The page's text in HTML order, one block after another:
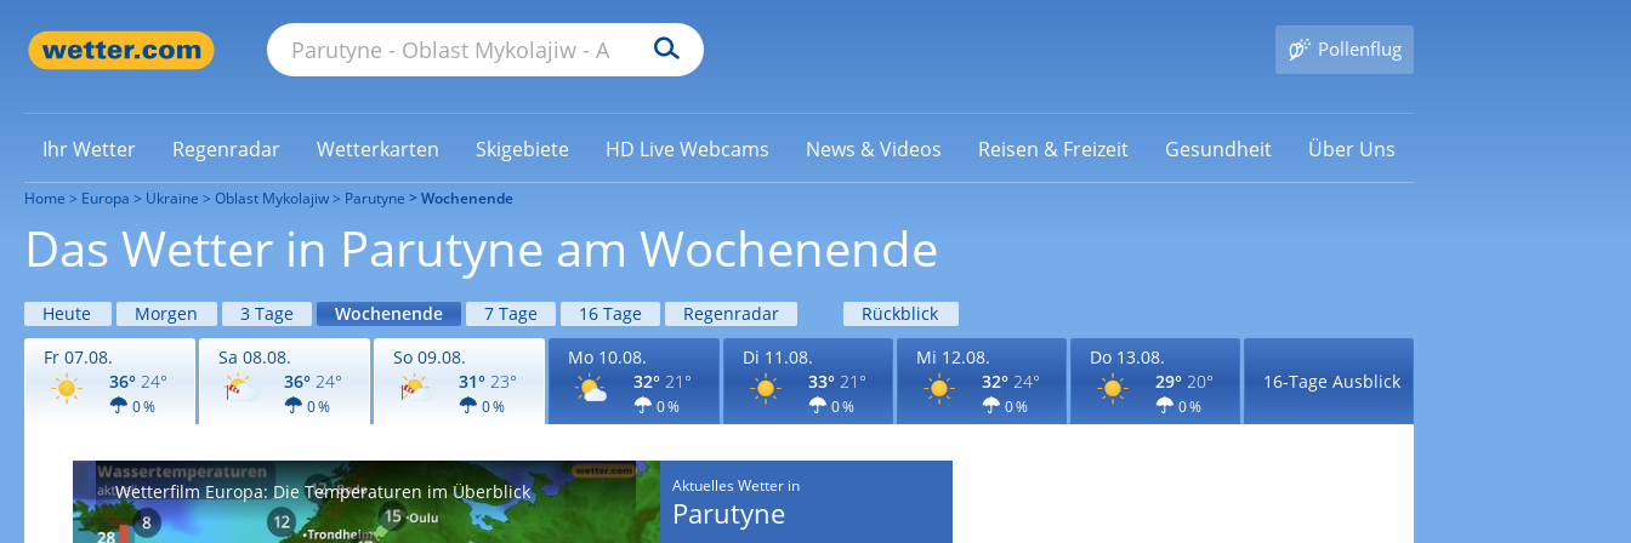
Pollenflug
Ihr Wetter Regenradar Wetterkarten Skigebiete HD Live Webcams News & Videos Reisen & Freizeit Gesundheit Über Uns
Home Europa Ukraine Oblast Mykolajiw Parutyne Wochenende
Das Wetter in Parutyne am Wochenende
Heute Morgen 3 Tage Wochenende 7 Tage 16 Tage Regenradar
Rückblick
Fr 07.08.
36° 24°
0 %
Sa 08.08.
36° 24°
0 %
So 09.08.
31° 23°
0 %
Mo 10.08.
32° 21°
0 %
Di 11.08.
33° 21°
0 %
Mi 12.08.
32° 24°
0 %
Do 13.08.
29° 20°
0 %
16-Tage Ausblick
Wetterfilm Europa: Die Temperaturen im Überblick Aktuelles Wetter in
Parutyne